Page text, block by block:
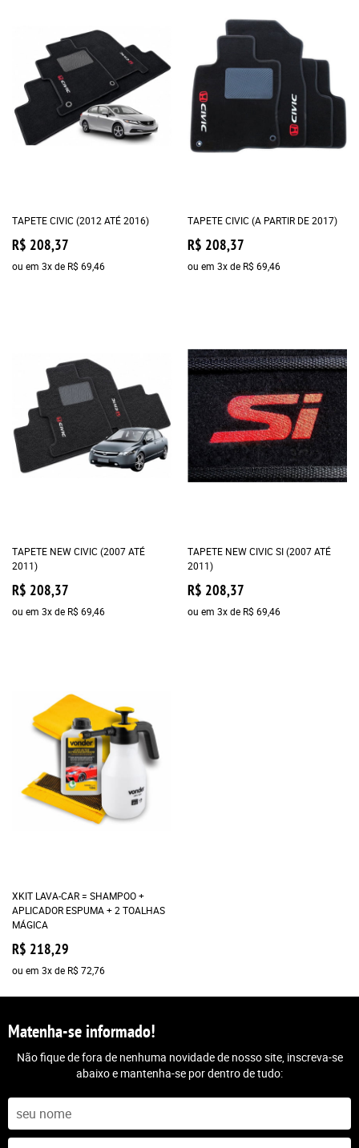
TAPETE CIVIC (2012 ATÉ 2016)
R$ 208,37
ou em 3xde R$ 69,46
TAPETE CIVIC (A PARTIR DE 2017)
R$ 208,37
ou em 3xde R$ 69,46
TAPETE NEW CIVIC (2007 ATÉ
2011)
R$ 208,37
ou em 3xde R$ 69,46
TAPETE NEW CIVIC SI (2007 ATÉ
2011)
R$ 208,37
ou em 3xde R$ 69,46
XKIT LAVA-CAR = SHAMPOO +
APLICADOR ESPUMA + 2 TOALHAS
MÁGICA
R$ 218,29
ou em 3xde R$ 72,76
Matenha-se informado!
Não fique de fora de nenhuma novidade de nosso site, inscreva-se
abaixo e mantenha-se por dentro de tudo: